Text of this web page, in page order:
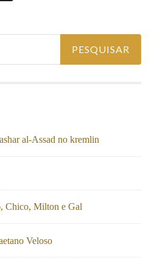
al-Assad no kremlin
Chico, Milton e Gal
Veloso